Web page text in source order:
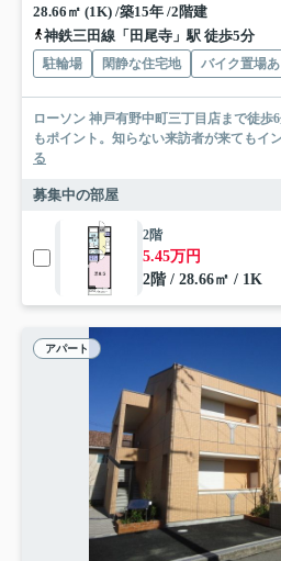
28.66㎡ (1K) /築15年 /2階建
神鉄三田線「田尾寺」駅 徒歩5分
駐輪場 閑静な住宅地 バイク置場あ
ローソン 神戸有野中町三丁目店まで徒歩
もポイント。知らない来訪者が来てもイ
る
募集中の部屋
2階
5.45万円
2階 / 28.66㎡ / 1K
アパート